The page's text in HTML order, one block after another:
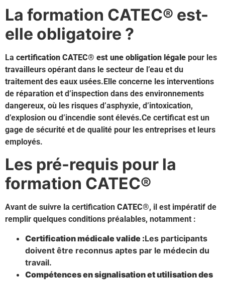
La formation CATEC® est-
elle obligatoire ?
La certification CATEC® est une obligation légale pour les
travailleurs opérant dans le secteur de l’eau et du
traitement des eaux usées.Elle concerne les interventions
de réparation et d’inspection dans des environnements
dangereux, où les risques d’asphyxie, d’intoxication,
d’explosion ou d’incendie sont élevés.Ce certificat est un
gage de sécurité et de qualité pour les entreprises et leurs
employés.
Les pré-requis pour la
formation CATEC®
Avant de suivre la certification CATEC®, il est impératif de
remplir quelques conditions préalables, notamment :
Certification médicale valide :Les participants
doivent être reconnus aptes par le médecin du
travail.
Compétences en signalisation et utilisation des